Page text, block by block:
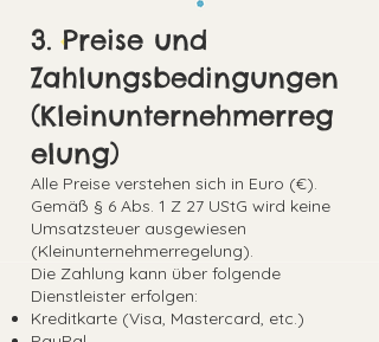
3. Preise und
Zahlungsbedingungen
(Kleinunternehmerreg
elung)
Alle Preise verstehen sich in Euro (€).
Gemäß § 6 Abs. 1 Z 27 UStG wird keine
Umsatzsteuer ausgewiesen
(Kleinunternehmerregelung).
Die Zahlung kann über folgende
Dienstleister erfolgen:
Kreditkarte (Visa, Mastercard, etc.)